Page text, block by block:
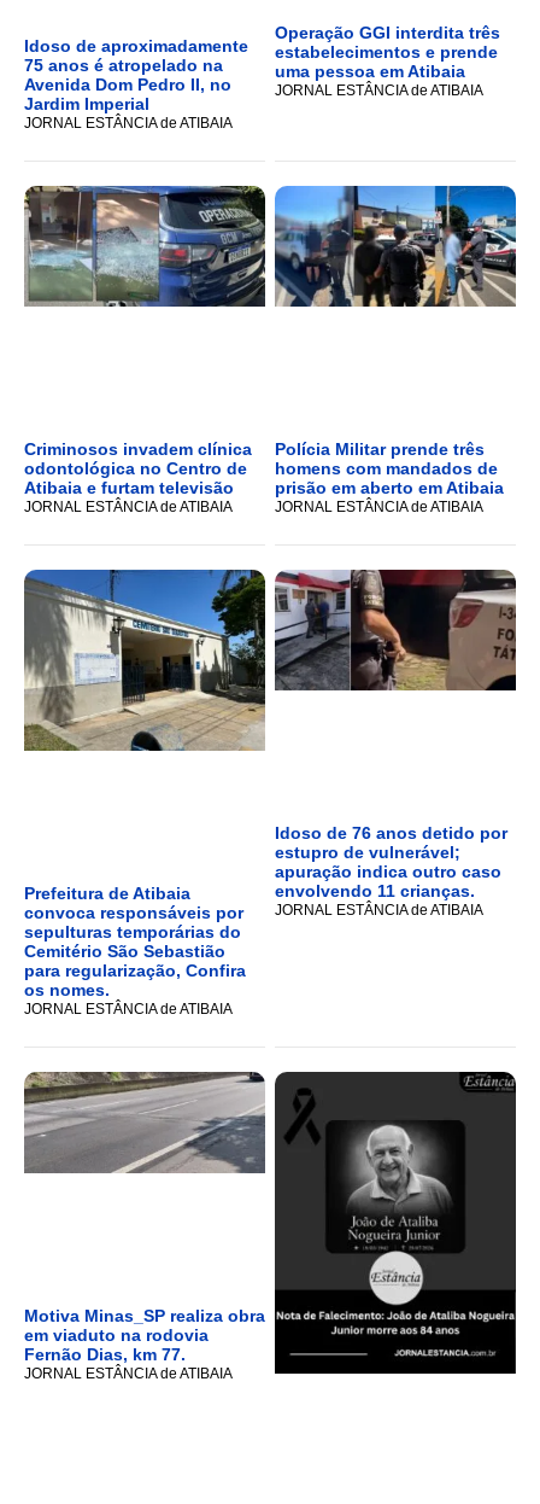
Idoso de aproximadamente
75 anos é atropelado na
Avenida Dom Pedro II, no
Jardim Imperial
JORNAL ESTÂNCIA de ATIBAIA
Operação GGI interdita três
estabelecimentos e prende
uma pessoa em Atibaia
JORNAL ESTÂNCIA de ATIBAIA
Criminosos invadem clínica
odontológica no Centro de
Atibaia e furtam televisão
JORNAL ESTÂNCIA de ATIBAIA
Polícia Militar prende três
homens com mandados de
prisão em aberto em Atibaia
JORNAL ESTÂNCIA de ATIBAIA
Prefeitura de Atibaia
convoca responsáveis por
sepulturas temporárias do
Cemitério São Sebastião
para regularização, Confira
os nomes.
JORNAL ESTÂNCIA de ATIBAIA
Idoso de 76 anos detido por
estupro de vulnerável;
apuração indica outro caso
envolvendo 11 crianças.
JORNAL ESTÂNCIA de ATIBAIA
Motiva Minas_SP realiza obra
em viaduto na rodovia
Fernão Dias, km 77.
JORNAL ESTÂNCIA de ATIBAIA